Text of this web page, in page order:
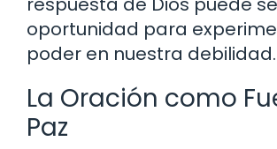
oportunidad para
poder en nuestra debilidad.
La Oración como
Paz